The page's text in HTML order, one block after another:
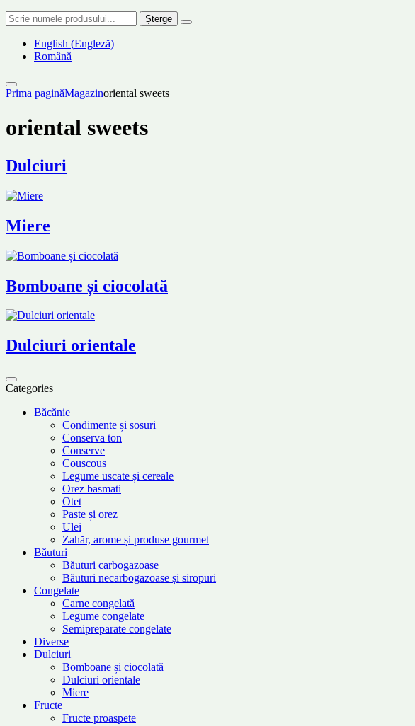
Șterge
English (Engleză)
Română
Prima paginăMagazinoriental sweets
oriental sweets
Dulciuri
Miere
Bomboane și ciocolată
Dulciuri orientale
Categories
Băcănie
Condimente și sosuri
Conserva ton
Conserve
Couscous
Legume uscate și cereale
Orez basmati
Otet
Paste și orez
Ulei
Zahăr, arome și produse gourmet
Băuturi
Băuturi carbogazoase
Băuturi necarbogazoase și siropuri
Congelate
Carne congelată
Legume congelate
Semipreparate congelate
Diverse
Dulciuri
Bomboane și ciocolată
Dulciuri orientale
Miere
Fructe
Fructe proaspete